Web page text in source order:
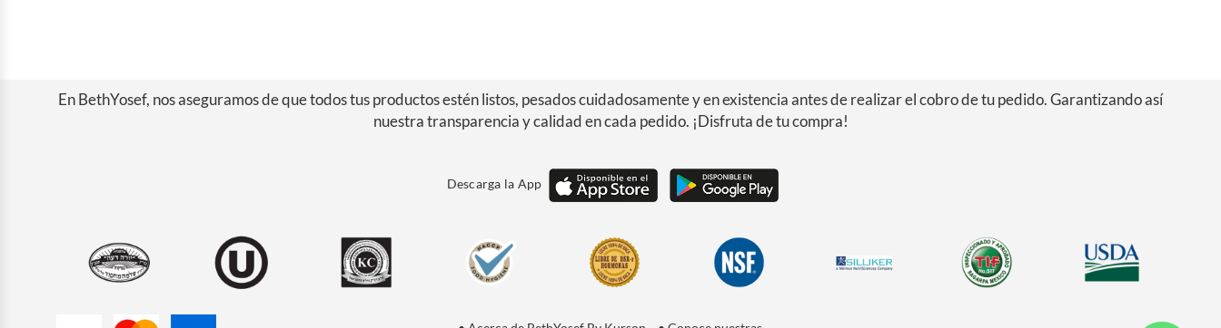
En BethYosef, nos aseguramos de que todos tus productos estén listos, pesados cuidadosamente y en existencia antes de realizar el cobro de tu pedido. Garantizando así
nuestra transparencia y calidad en cada pedido. ¡Disfruta de tu compra!
Descarga la App